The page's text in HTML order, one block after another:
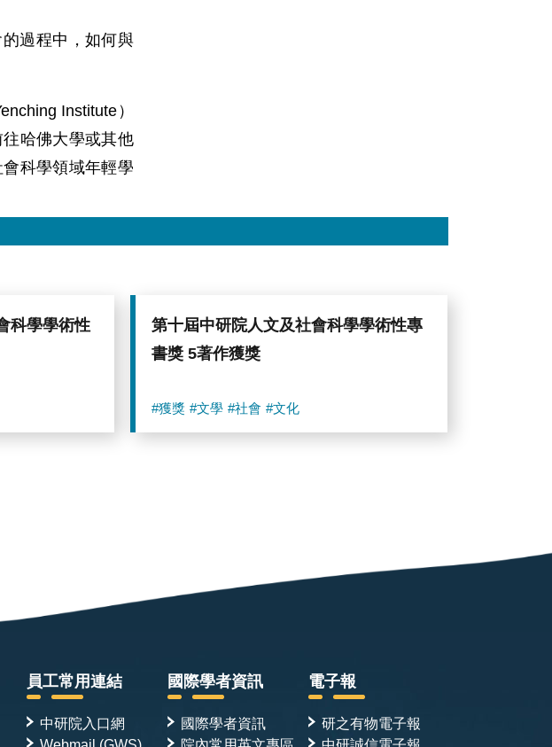
過程中，如何與
Institute）
哈佛大學或其他
科學領域年輕學
科學學術性
第十屆中研院人文及社會科學學術性專
書獎 5著作獲獎
#獲獎 #文學 #社會 #文化
員工常用連結
中研院入口網
國際學者資訊
國際學者資訊
電子報
研之有物電子報